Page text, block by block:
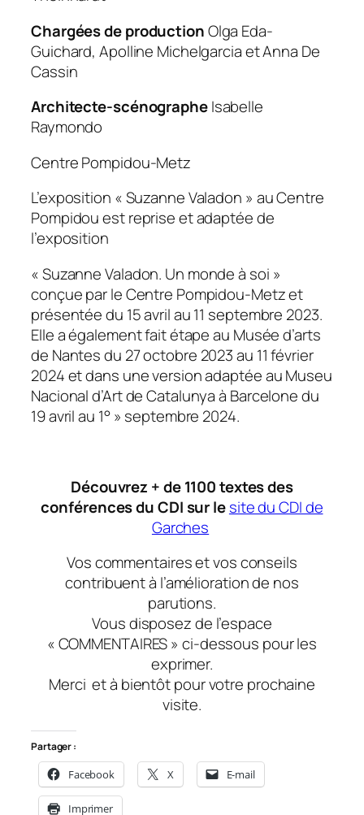
Chargées de productionOlga Eda-
Guichard, Apolline Michelgarcia et Anna De
Cassin
Architecte-scénographeIsabelle
Raymondo
Centre Pompidou-Metz
L’exposition « Suzanne Valadon » au Centre
Pompidou est reprise et adaptée de
l’exposition
« Suzanne Valadon. Un monde à soi »
conçue par le Centre Pompidou-Metz et
présentée du 15 avril au 11 septembre 2023.
Elle a également fait étape au Musée d’arts
de Nantes du 27 octobre 2023 au 11 février
2024 et dans une version adaptée au Museu
Nacional d’Art de Catalunya à Barcelone du
19 avril au 1° » septembre 2024.
Découvrez + de 1100 textes des
conférences du CDI sur lesite du CDI de
Garches
Vos commentaires et vos conseils
contribuent à l’amélioration de nos
parutions.
Vous disposez de l’espace
« COMMENTAIRES » ci-dessous pour les
exprimer.
Merci et à bientôtpour votre prochaine
visite.
Partager :
Facebook X E-mail
Imprimer